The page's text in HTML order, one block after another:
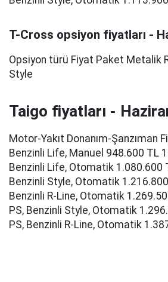
T-Cross opsiyon fiyatları -
Opsiyon türü Fiyat Paket Metalik
Style
Taigo fiyatları -
Motor-Yakıt Donanım-Şanzıman
Benzinli Life, Manuel 948.600 TL
Benzinli Life, Otomatik 1.080.600
Benzinli Style, Otomatik
Benzinli R-Line, Otomatik
PS, Benzinli Style, Otomatik
PS, Benzinli R-Line, Otomatik